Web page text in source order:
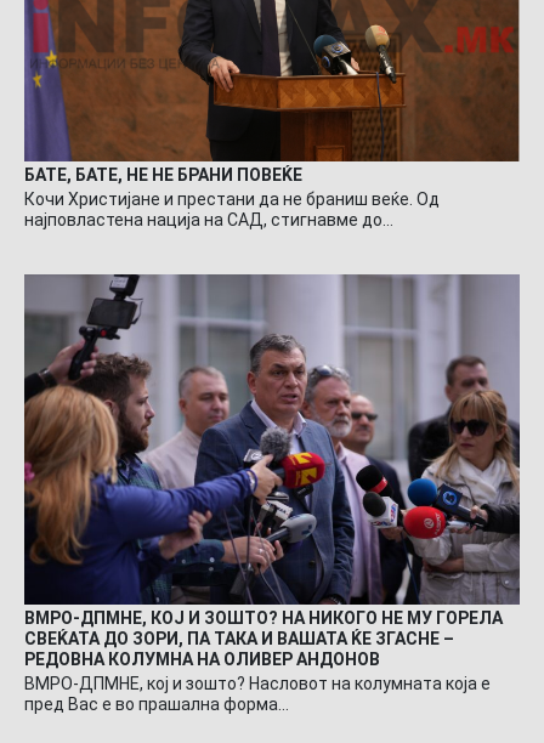
БАТЕ, БАТЕ, НЕ НЕ БРАНИ ПОВЕЌЕ
Кочи Христијане и престани да не браниш веќе. Од
најповластена нација на САД, стигнавме до…
ВМРО-ДПМНЕ, КОЈ И ЗОШТО? НА НИКОГО НЕ МУ ГОРЕЛА
СВЕЌАТА ДО ЗОРИ, ПА ТАКА И ВАШАТА ЌЕ ЗГАСНЕ –
РЕДОВНА КОЛУМНА НА ОЛИВЕР АНДОНОВ
ВМРО-ДПМНЕ, кој и зошто? Насловот на колумната која е
пред Вас е во прашална форма…